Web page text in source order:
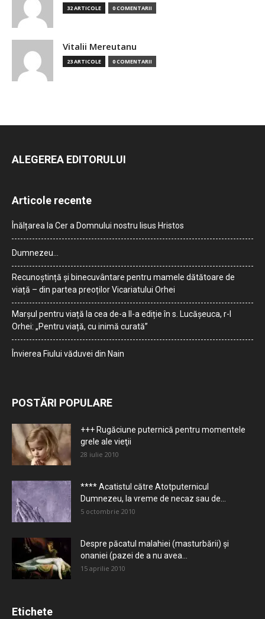
32 ARTICOLE 0 COMENTARII
Vitalii Mereutanu
23 ARTICOLE 0 COMENTARII
ALEGEREA EDITORULUI
Articole recente
Înălțarea la Cer a Domnului nostru Iisus Hristos
Dumnezeu…
Recunoștință și binecuvântare pentru mamele dătătoare de
viață – din partea preoților Vicariatului Orhei
Marșul pentru viață la cea de-a II-a ediție în s. Lucășeuca, r-l
Orhei: „Pentru viață, cu inimă curată”
Învierea Fiului văduvei din Nain
POSTĂRI POPULARE
+++ Rugăciune puternică pentru momentele
grele ale vieţii
28 iulie 2010
**** Acatistul către Atotputernicul
Dumnezeu, la vreme de necaz sau de...
5 octombrie 2010
Despre păcatul malahiei (masturbării) şi
onaniei (pazei de a nu avea...
15 aprilie 2010
Etichete